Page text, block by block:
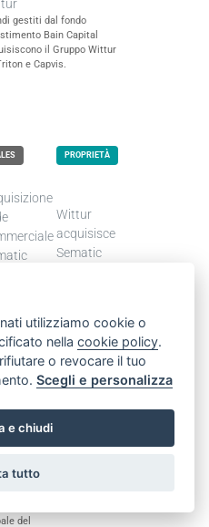
gestiti dal fondo
Bain Capital
il Gruppo Wittur
e Capvis.
Wittur
acquisisce
Sematic
del
utilizziamo cookie o
nellacookie policy.
o revocare il tuo
Scegli e personalizza
e chiudi
tutto